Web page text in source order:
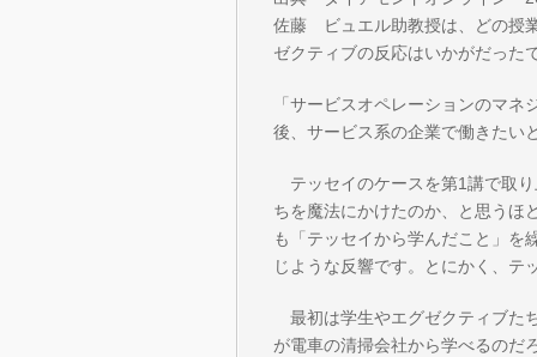
佐藤 ビュエル助教授は、どの授
ゼクティブの反応はいかがだった
「サービスオペレーションのマ
後、サービス系の企業で働きたい
テッセイのケースを第1講で取
ちを魔法にかけたのか、と思うほ
も「テッセイから学んだこと」を
じような反響です。とにかく、テ
最初は学生やエグゼクティブた
が電車の清掃会社から学べるのだ